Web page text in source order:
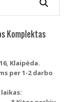
Komplektas
Klaipėda.
per 1-2 darbo